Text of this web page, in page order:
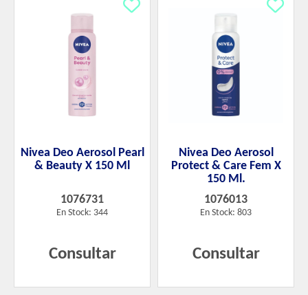
Nivea Deo Aerosol Pearl
& Beauty X 150 Ml
1076731
En Stock: 344
Consultar
Nivea Deo Aerosol
Protect & Care Fem X
150 Ml.
1076013
En Stock: 803
Consultar